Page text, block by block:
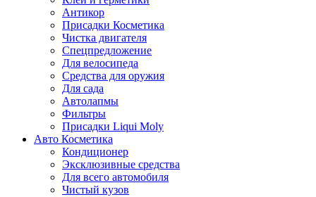
Антикор
Присадки Косметика
Чистка двигателя
Спецпредложение
Для велосипеда
Средства для оружия
Для сада
Автолапмы
Фильтры
Присадки Liqui Moly
Авто Косметика
Кондиционер
Эксклюзивные средства
Для всего автомобиля
Чистый кузов